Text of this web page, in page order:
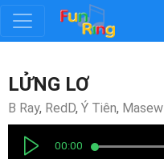
Đăng
ký
nhập
LỬNG LƠ
B Ray, RedD, Ý Tiên, Masew
00:00